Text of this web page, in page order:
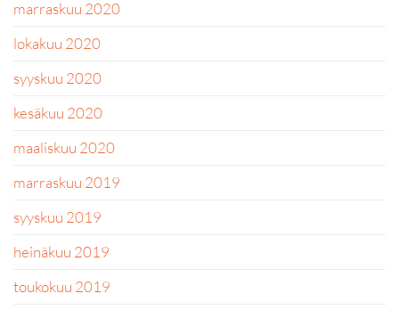
marraskuu 2020
lokakuu 2020
syyskuu 2020
kesäkuu 2020
maaliskuu 2020
marraskuu 2019
syyskuu 2019
heinäkuu 2019
toukokuu 2019